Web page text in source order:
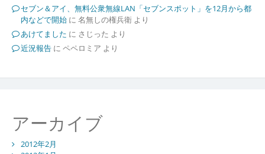
セブン＆アイ、無料公衆無線LAN「セブンスポット」を12月から都
内などで開始に 名無しの権兵衛より
あけてました に さじった より
近況報告に ペペロミア より
アーカイブ
2012年2月